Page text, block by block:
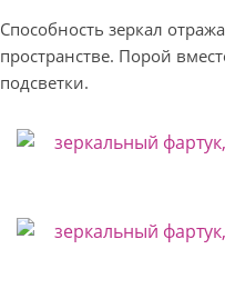
Способность зеркал
пространстве. Порой
подсветки.